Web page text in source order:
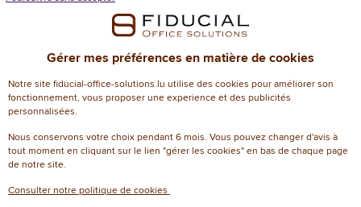
10 Piles lithium Ultimate DP10 -
9V - ENERGIZER
Référence : 128470
142,71 € HT
Gérer mes préférences en matière de cookies
Notre site fiducial-office-solutions.lu utilise des cookies pour améliorer son
fonctionnement, vous proposer une experience et des publicités
personnalisées.
Nous conservons votre choix pendant 6 mois. Vous pouvez changer d'avis à
tout moment en cliquant sur le lien "gérer les cookies" en bas de chaque page
de notre site.
Consulter notre politique de cookies